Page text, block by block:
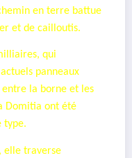
en terre battue
et de cailloutis.
qui
panneaux
la borne et les
Domitia ont été
type.
elle traverse